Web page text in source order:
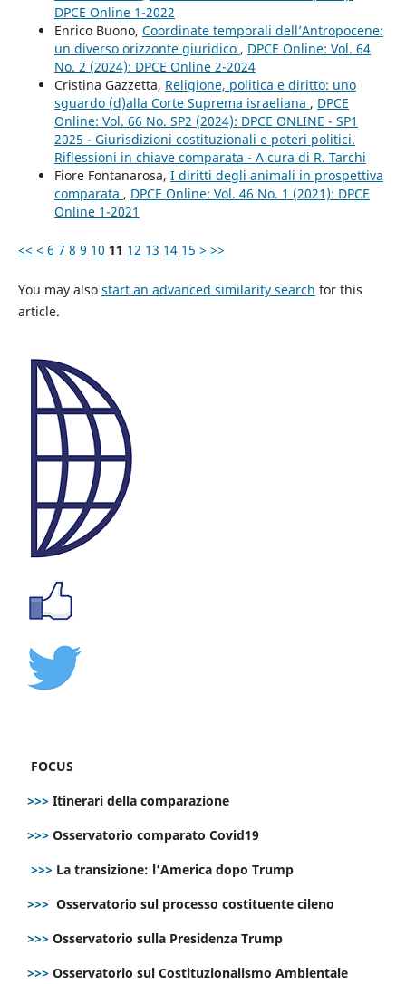
DPCE Online 1-2022
Enrico Buono, Coordinate temporali dell’Antropocene:
un diverso orizzonte giuridico , DPCE Online: Vol. 64
No. 2 (2024): DPCE Online 2-2024
Cristina Gazzetta, Religione, politica e diritto: uno
sguardo (d)alla Corte Suprema israeliana , DPCE
Online: Vol. 66 No. SP2 (2024): DPCE ONLINE - SP1
2025 - Giurisdizioni costituzionali e poteri politici.
Riflessioni in chiave comparata - A cura di R. Tarchi
Fiore Fontanarosa, I diritti degli animali in prospettiva
comparata , DPCE Online: Vol. 46 No. 1 (2021): DPCE
Online 1-2021
<< < 6 7 8 9 10 11 12 13 14 15 > >>
You may also start an advanced similarity search for this
article.
FOCUS
>>> Itinerari della comparazione
>>> Osservatorio comparato Covid19
>>> La transizione: l’America dopo Trump
>>> Osservatorio sul processo costituente cileno
>>> Osservatorio sulla Presidenza Trump
>>> Osservatorio sul Costituzionalismo Ambientale